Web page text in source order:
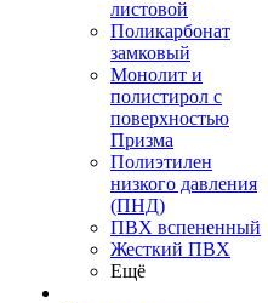
листовой
Поликарбонат
замковый
Монолит и
полистирол с
поверхностью
Призма
Полиэтилен
низкого давления
(ПНД)
ПВХ вспененный
Жесткий ПВХ
Ещё